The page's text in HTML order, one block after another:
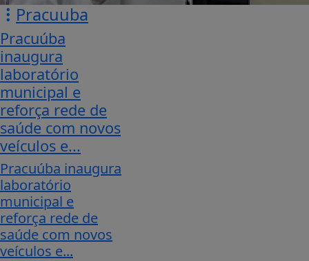
Pracuuba
Pracuúba
inaugura
laboratório
municipal e
reforça rede de
saúde com novos
veículos e...
Pracuúba inaugura
laboratório
municipal e
reforça rede de
saúde com novos
veículos e...